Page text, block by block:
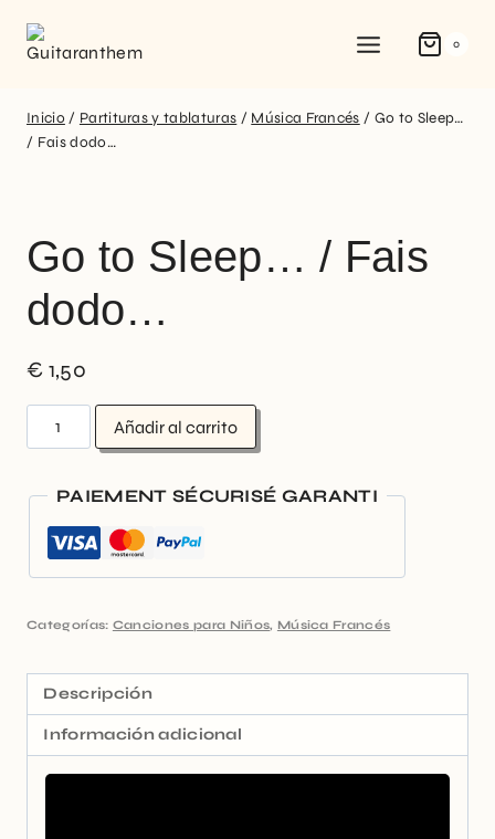
0
Inicio / Partituras y tablaturas / Música Francés / Go to Sleep…
/ Fais dodo…
Go to Sleep… / Fais
dodo…
€ 1,50
Añadir al carrito
PAIEMENT SÉCURISÉ GARANTI
Categorías: Canciones para Niños, Música Francés
Descripción
Información adicional